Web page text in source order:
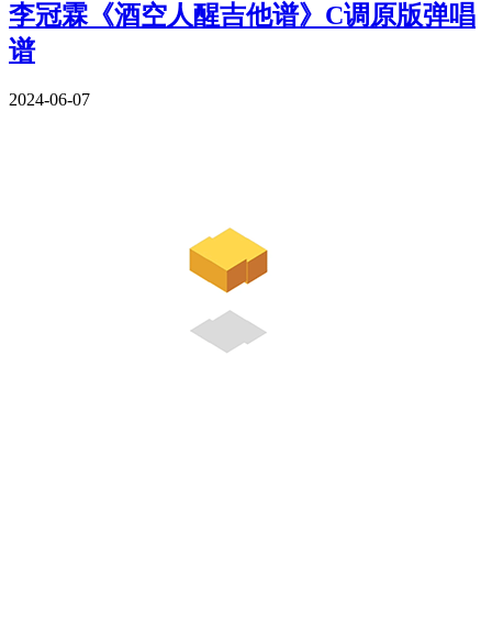
李冠霖《酒空人醒吉他谱》C调原版弹唱
谱
2024-06-07